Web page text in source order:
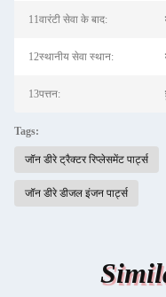
11वारंटी सेवा के बाद:
12स्थानीय सेवा स्थान:
13पत्तन:
Tags:
जॉन डीरे ट्रैक्टर रिप्लेसमेंट पार्ट्स
जॉन डीरे डीजल इंजन पार्ट्स